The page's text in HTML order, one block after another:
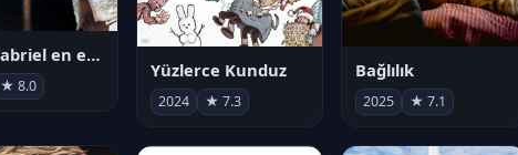
Juan Gabriel en el Palacio de Bellas Artes
★ 8.0
Yüzlerce Kunduz
2024 ★ 7.3
Bağlılık
2025 ★ 7.1